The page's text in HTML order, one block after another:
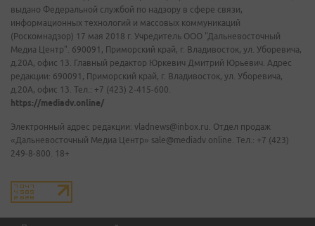
выдано Федеральной службой по надзору в сфере связи,
информационных технологий и массовых коммуникаций
(Роскомнадзор) 17 мая 2018 г. Учредитель ООО "Дальневосточный
Медиа Центр". 690091, Приморский край, г. Владивосток, ул. Уборевича,
д.20А, офис 13. Главный редактор Юркевич Дмитрий Юрьевич. Адрес
редакции: 690091, Приморский край, г. Владивосток, ул. Уборевича,
д.20А, офис 13. Тел.: +7 (423) 2-415-600.
https://mediadv.online/
Электронный адрес редакции: vladnews@inbox.ru. Отдел продаж
«Дальневосточный Медиа Центр» sale@mediadv.online. Тел.: +7 (423)
249-8-800. 18+